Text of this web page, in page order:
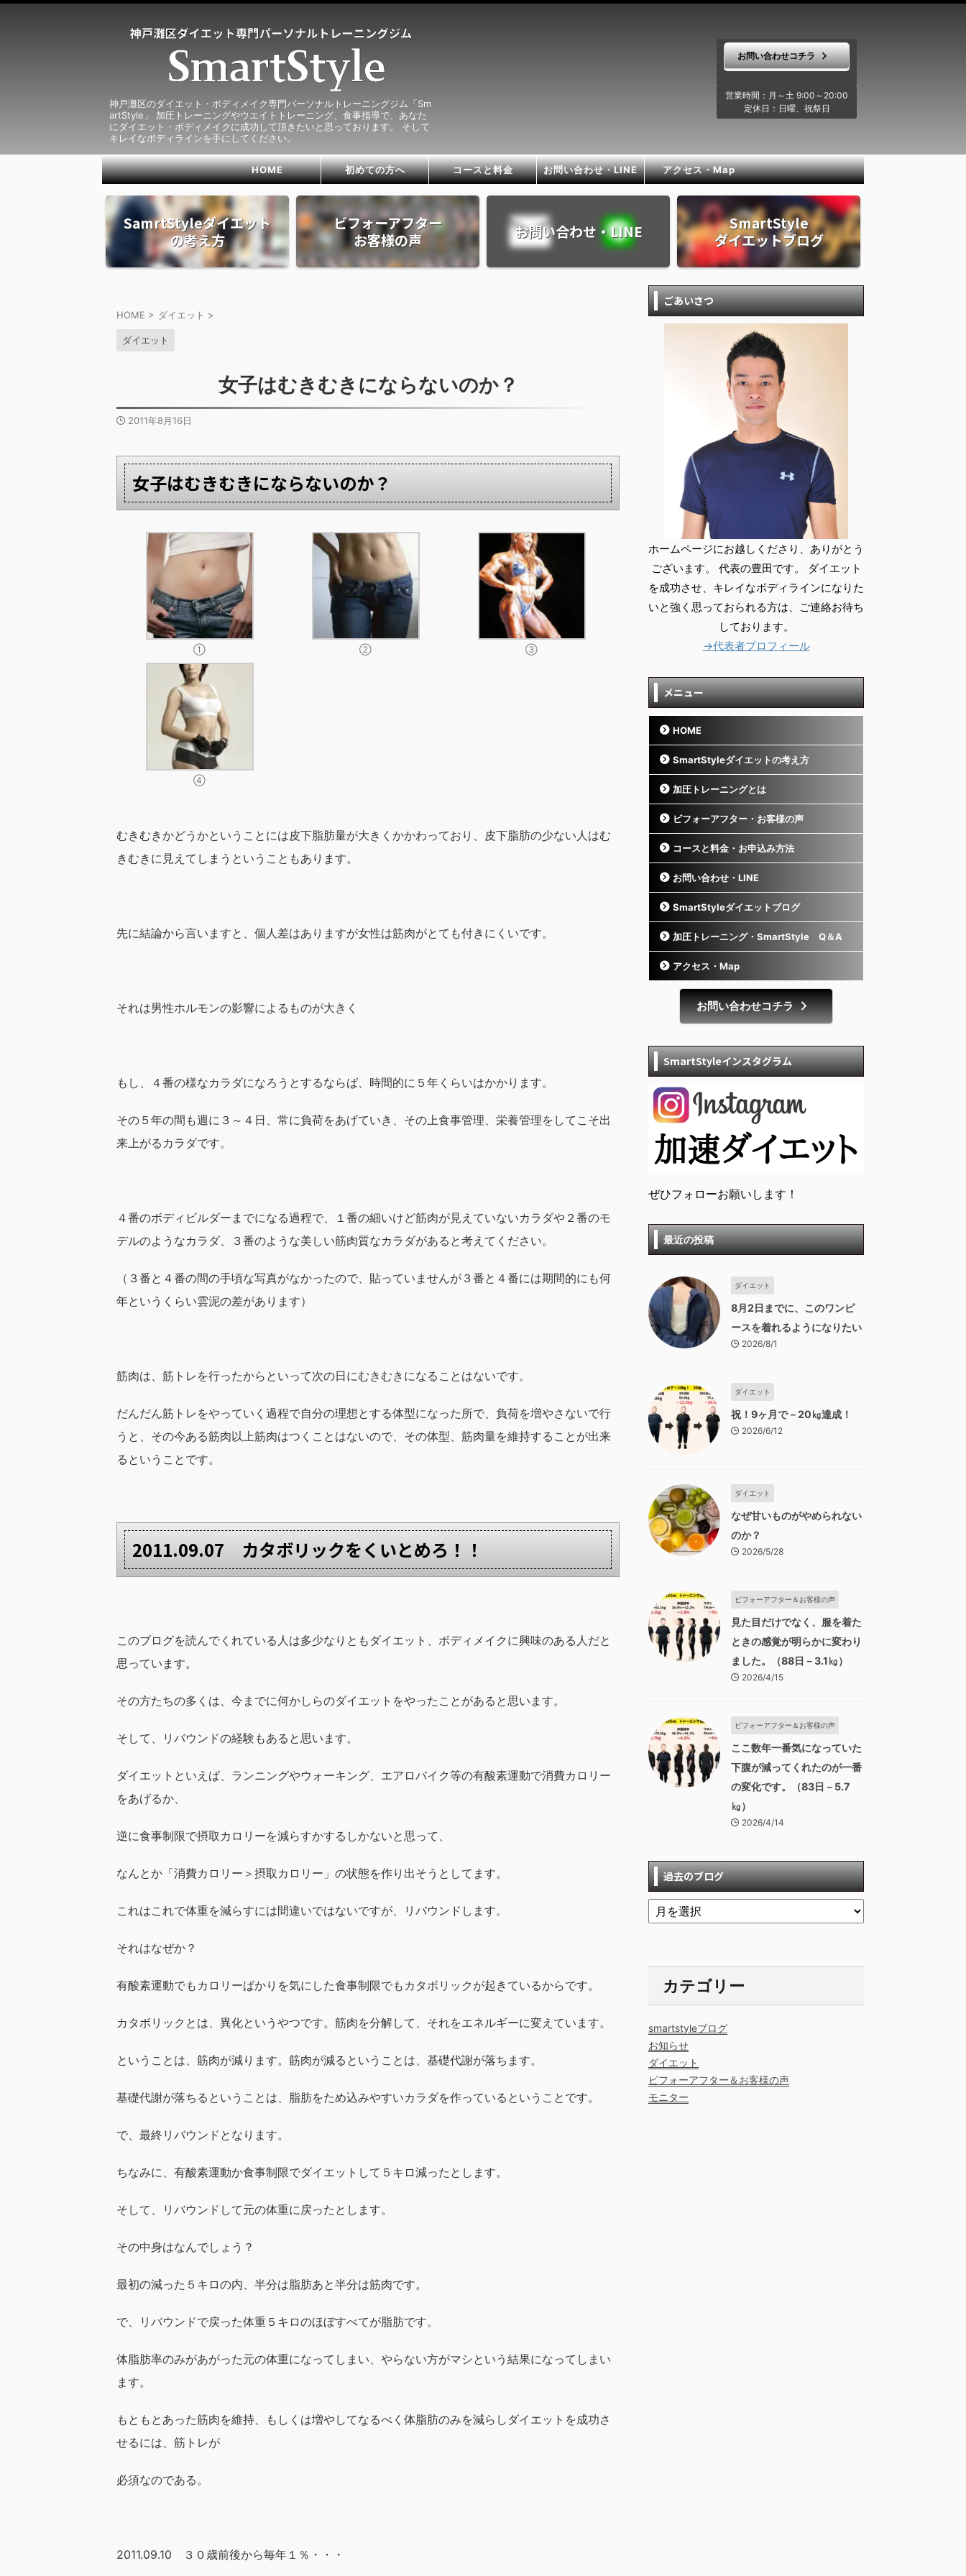
神戸灘区のダイエット・ボディメイク専門パーソナルトレーニングジム「Sm
artStyle」 加圧トレーニングやウエイトトレーニング、食事指導で、あなた
にダイエット・ボディメイクに成功して頂きたいと思っております。 そして
キレイなボディラインを手にしてください。
お問い合わせコチラ
営業時間：月～土 9:00～20:00
定休日：日曜、祝祭日
HOME 初めての方へ コースと料金 お問い合わせ・LINE アクセス・Map
SamrtStyleダイエット
の考え方
ビフォーアフター
お客様の声
お問い合わせ・LINE
SmartStyle
ダイエットブログ
HOME > ダイエット >
ダイエット
女子はむきむきにならないのか？
2011年8月16日
女子はむきむきにならないのか？
① ② ③
④
むきむきかどうかということには皮下脂肪量が大きくかかわっており、皮下脂肪の少ない人はむ
きむきに見えてしまうということもあります。
先に結論から言いますと、個人差はありますが女性は筋肉がとても付きにくいです。
それは男性ホルモンの影響によるものが大きく
もし、４番の様なカラダになろうとするならば、時間的に５年くらいはかかります。
その５年の間も週に３～４日、常に負荷をあげていき、その上食事管理、栄養管理をしてこそ出
来上がるカラダです。
４番のボディビルダーまでになる過程で、１番の細いけど筋肉が見えていないカラダや２番のモ
デルのようなカラダ、３番のような美しい筋肉質なカラダがあると考えてください。
（３番と４番の間の手頃な写真がなかったので、貼っていませんが３番と４番には期間的にも何
年というくらい雲泥の差があります）
筋肉は、筋トレを行ったからといって次の日にむきむきになることはないです。
だんだん筋トレをやっていく過程で自分の理想とする体型になった所で、負荷を増やさないで行
うと、その今ある筋肉以上筋肉はつくことはないので、その体型、筋肉量を維持することが出来
るということです。
2011.09.07 カタボリックをくいとめろ！！
このブログを読んでくれている人は多少なりともダイエット、ボディメイクに興味のある人だと
思っています。
その方たちの多くは、今までに何かしらのダイエットをやったことがあると思います。
そして、リバウンドの経験もあると思います。
ダイエットといえば、ランニングやウォーキング、エアロバイク等の有酸素運動で消費カロリー
をあげるか、
逆に食事制限で摂取カロリーを減らすかするしかないと思って、
なんとか「消費カロリー＞摂取カロリー」の状態を作り出そうとしてます。
これはこれで体重を減らすには間違いではないですが、リバウンドします。
それはなぜか？
有酸素運動でもカロリーばかりを気にした食事制限でもカタボリックが起きているからです。
カタボリックとは、異化というやつです。筋肉を分解して、それをエネルギーに変えています。
ということは、筋肉が減ります。筋肉が減るということは、基礎代謝が落ちます。
基礎代謝が落ちるということは、脂肪をため込みやすいカラダを作っているということです。
で、最終リバウンドとなります。
ちなみに、有酸素運動か食事制限でダイエットして５キロ減ったとします。
そして、リバウンドして元の体重に戻ったとします。
その中身はなんでしょう？
最初の減った５キロの内、半分は脂肪あと半分は筋肉です。
で、リバウンドで戻った体重５キロのほぼすべてが脂肪です。
体脂肪率のみがあがった元の体重になってしまい、やらない方がマシという結果になってしまい
ます。
もともとあった筋肉を維持、もしくは増やしてなるべく体脂肪のみを減らしダイエットを成功さ
せるには、筋トレが
必須なのである。
2011.09.10 ３０歳前後から毎年１％・・・
ごあいさつ
ホームページにお越しくださり、ありがとう
ございます。 代表の豊田です。 ダイエット
を成功させ、キレイなボディラインになりた
いと強く思っておられる方は、ご連絡お待ち
しております。
→代表者プロフィール
メニュー
HOME
SmartStyleダイエットの考え方
加圧トレーニングとは
ビフォーアフター・お客様の声
コースと料金・お申込み方法
お問い合わせ・LINE
SmartStyleダイエットブログ
加圧トレーニング・SmartStyle Q＆A
アクセス・Map
お問い合わせコチラ
SmartStyleインスタグラム
ぜひフォローお願いします！
最近の投稿
ダイエット
8月2日までに、このワンピ
ースを着れるようになりたい
2026/8/1
ダイエット
祝！9ヶ月で－20㎏達成！
2026/6/12
ダイエット
なぜ甘いものがやめられない
のか？
2026/5/28
ビフォーアフター＆お客様の声
見た目だけでなく、服を着た
ときの感覚が明らかに変わり
ました。（88日－3.1㎏）
2026/4/15
ビフォーアフター＆お客様の声
ここ数年一番気になっていた
下腹が減ってくれたのが一番
の変化です。（83日－5.7
㎏）
2026/4/14
過去のブログ
カテゴリー
smartstyleブログ
お知らせ
ダイエット
ビフォーアフター＆お客様の声
モニター